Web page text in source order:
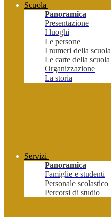
Scuola
Panoramica
Presentazione
I luoghi
Le persone
I numeri della scuola
Le carte della scuola
Organizzazione
La storia
Servizi
Panoramica
Famiglie e studenti
Personale scolastico
Percorsi di studio